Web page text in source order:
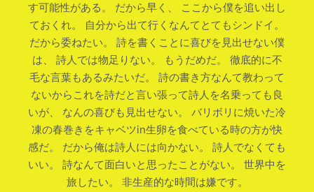
す可能性がある。 だから早く、 ここから僕を追い出し
ておくれ。 自分から出て行くなんてとてもシンドイ。
だから委ねたい。 詩を書くことに喜びを見出せない僕
は、 詩人では物足りない。 もうだめだ。 徹底的に不
毛な言葉もあるみたいだ。 詩の書き方なんて教わって
ないからこれを詩だと言い張って詩人を名乗っても良
いが、 なんの喜びも見出せない。 バリボリに焼いた冷
凍の春巻きをキャベツin生卵を食べている時の方が快
感だ。 だから俺は詩人には向かない。 詩人でなくても
いい。 詩なんて面白いと思ったことがない。 世界中を
旅したい。 非生産的な時間は嫌です。